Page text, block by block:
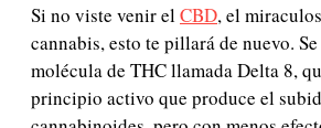
Si no viste venir el CBD, el
cannabis, esto te pillará de nuevo.
molécula de THC llamada Delta 8,
principio activo que produce el